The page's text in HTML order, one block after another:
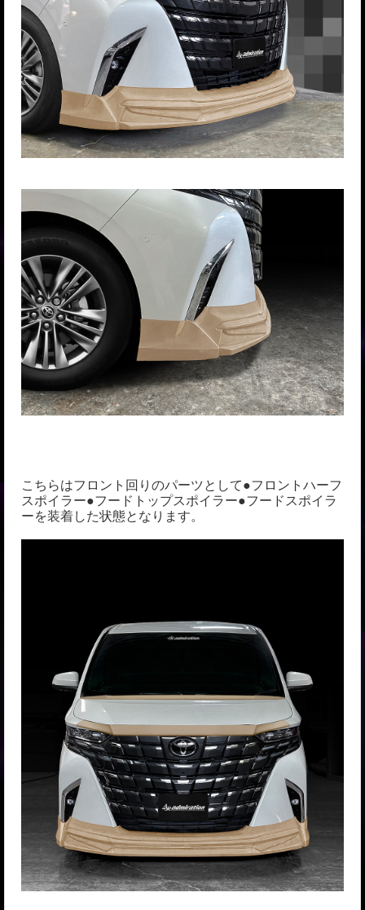
こちらはフロント回りのパーツとして●フロントハーフ
スポイラー●フードトップスポイラー●フードスポイラ
ーを装着した状態となります。